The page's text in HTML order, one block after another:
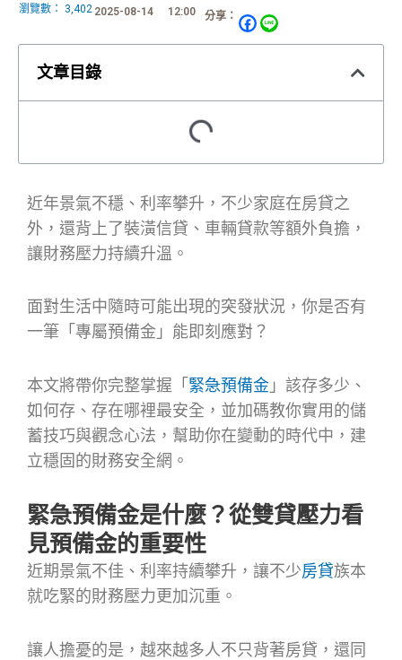
瀏覽數： 3,402 2025-08-14 12:00 分享：
文章目錄
近年景氣不穩、利率攀升，不少家庭在房貸之
外，還背上了裝潢信貸、車輛貸款等額外負擔，
讓財務壓力持續升溫。
面對生活中隨時可能出現的突發狀況，你是否有
一筆「專屬預備金」能即刻應對？
本文將帶你完整掌握「緊急預備金 」該存多少、
如何存、存在哪裡最安全，並加碼教你實用的儲
蓄技巧與觀念心法，幫助你在變動的時代中，建
立穩固的財務安全網。
緊急預備金是什麼？從雙貸壓力看
見預備金的重要性
近期景氣不佳、利率持續攀升，讓不少房貸族本
就吃緊的財務壓力更加沉重。
讓人擔憂的是，越來越多人不只背著房貸，還同